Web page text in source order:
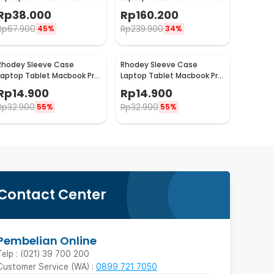
Bag Neoprene with Pouch 11
- AK03
38.000
67.900 45%
M2 M3 A2337 A2338 13 Inch -
PW42
Rp160.200
Rp239.90034%
Sleeve Case
Tablet Macbook Pro
MR2414.900
32.900 55%
Rhodey Sleeve Case
Laptop Tablet Macbook Pro
- MR24
Rp14.900
Rp32.900 55%
Center
Online
: (021) 39 700 200
Service (WA) : 0899 721 7050